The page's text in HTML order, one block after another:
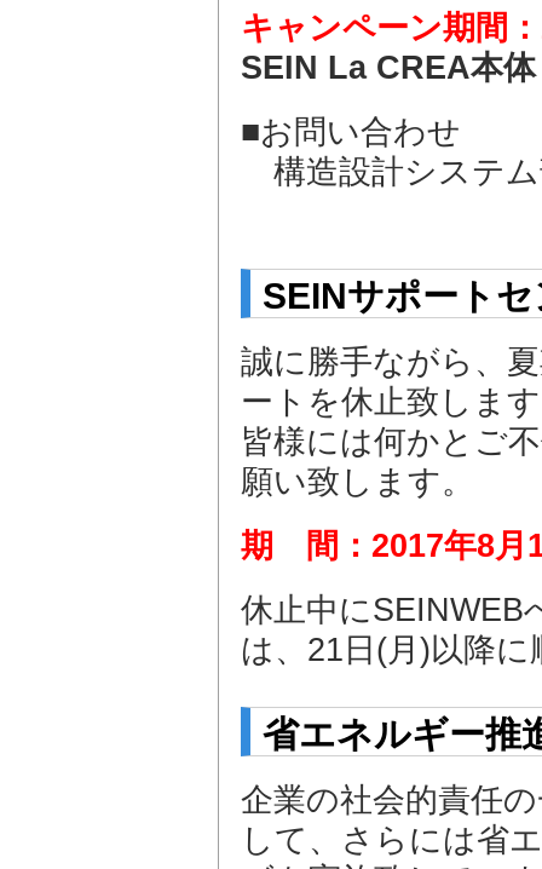
キャンペーン期間
SEIN La CREA本
■お問い合わせ
構造設計システ
SEINサポート
誠に勝手ながら、
ートを休止致しま
皆様には何かとご
願い致します。
期 間：2017年8月
休止中に
は、21日(月)以降
省エネルギー推
企業の社会的責任
して、さらには省